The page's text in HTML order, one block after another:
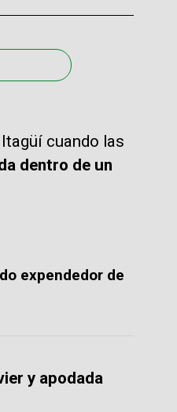
cuando las
dentro de un
expendedor de
y apodada